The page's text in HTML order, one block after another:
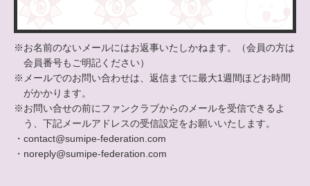
※お名前のないメールにはお返事いたしかねます。（会員の方は
会員番号もご明記ください）
※メールでのお問い合わせは、返信までに最大1週間ほどお時間
がかかります。
※お問い合せの前にファンクラブからのメールを受信できるよ
う、下記メールアドレスの受信設定をお願いいたします。
・contact@sumipe-federation.com
・noreply@sumipe-federation.com